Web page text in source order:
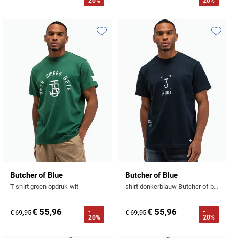
Butcher of Blue
T-shirt groen opdruk wit
€ 69,95€ 55,96
-
20%
Toevoegen aan favorieten
Butcher of Blue
shirt donkerblauw Butcher of blue effen katoen
€ 69,95€ 55,96
-
20%